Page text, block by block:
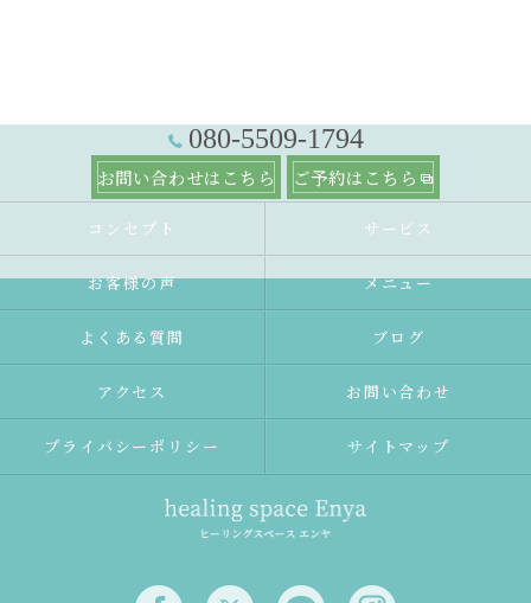
080-5509-1794
お問い合わせはこちら ご予約はこちら
コンセプト サービス
お客様の声 メニュー
よくある質問 ブログ
アクセス お問い合わせ
プライバシーポリシー サイトマップ